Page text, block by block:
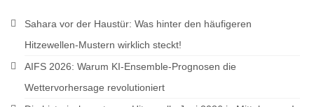
Sahara vor der Haustür: Was hinter den häufigeren
Hitzewellen-Mustern wirklich steckt!
AIFS 2026: Warum KI-Ensemble-Prognosen die
Wettervorhersage revolutioniert